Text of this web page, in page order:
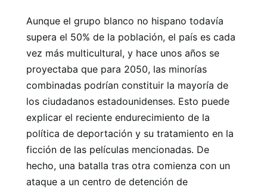
Aunque el grupo blanco no hispano todavía
supera el 50% de la población, el país es cada
vez más multicultural, y hace unos años se
proyectaba que para 2050, las minorías
combinadas podrían constituir la mayoría de
los ciudadanos estadounidenses. Esto puede
explicar el reciente endurecimiento de la
política de deportación y su tratamiento en la
ficción de las películas mencionadas. De
hecho, una batalla tras otra comienza con un
ataque a un centro de detención de